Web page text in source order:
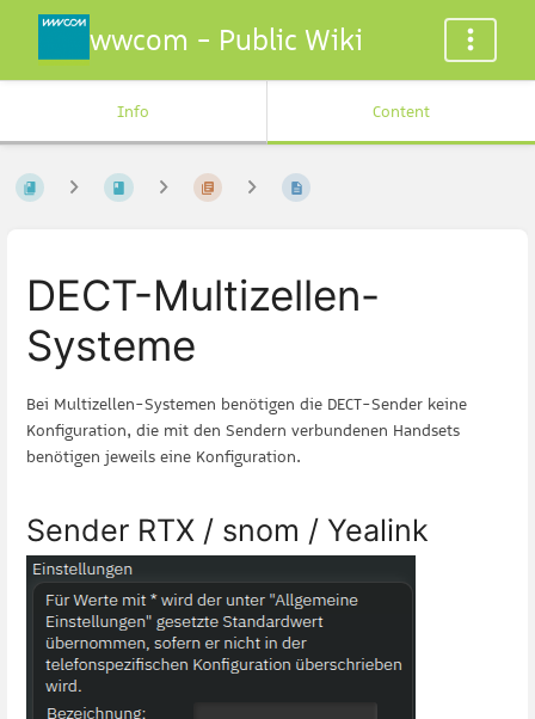
wwcom - Public Wiki
Info Content
DECT-Multizellen-
Systeme
Bei Multizellen-Systemen benötigen die DECT-Sender keine
Konfiguration, die mit den Sendern verbundenen Handsets
benötigen jeweils eine Konfiguration.
Sender RTX / snom / Yealink